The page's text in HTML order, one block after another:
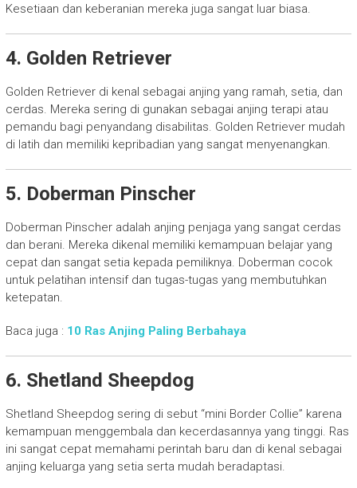
Kesetiaan dan keberanian mereka juga sangat luar biasa.
4. Golden Retriever
Golden Retriever di kenal sebagai anjing yang ramah, setia, dan
cerdas. Mereka sering di gunakan sebagai anjing terapi atau
pemandu bagi penyandang disabilitas. Golden Retriever mudah
di latih dan memiliki kepribadian yang sangat menyenangkan.
5. Doberman Pinscher
Doberman Pinscher adalah anjing penjaga yang sangat cerdas
dan berani. Mereka dikenal memiliki kemampuan belajar yang
cepat dan sangat setia kepada pemiliknya. Doberman cocok
untuk pelatihan intensif dan tugas-tugas yang membutuhkan
ketepatan.
Baca juga : 10 Ras Anjing Paling Berbahaya
6. Shetland Sheepdog
Shetland Sheepdog sering di sebut “mini Border Collie” karena
kemampuan menggembala dan kecerdasannya yang tinggi. Ras
ini sangat cepat memahami perintah baru dan di kenal sebagai
anjing keluarga yang setia serta mudah beradaptasi.